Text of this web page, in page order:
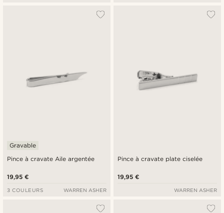
Pince à cravate Aile argentée
Gravable
19,95 €
3 COULEURS WARREN ASHER
Pince à cravate plate ciselée
19,95 €
WARREN ASHER